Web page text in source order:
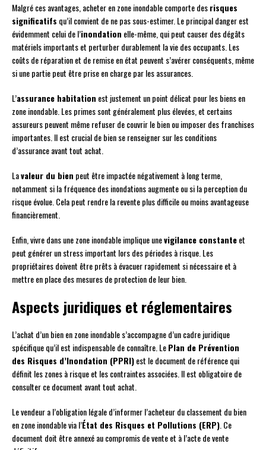
Malgré ces avantages, acheter en zone inondable comporte desrisques
significatifs qu’il convient de ne pas sous-estimer. Le principal danger est
évidemment celui de l’inondation elle-même, qui peut causer des dégâts
matériels importants et perturber durablement la vie des occupants. Les
coûts de réparation et de remise en état peuvent s’avérer conséquents, même
si une partie peut être prise en charge par les assurances.
L’assurance habitation est justement un point délicat pour les biens en
zone inondable. Les primes sont généralement plus élevées, et certains
assureurs peuvent même refuser de couvrir le bien ou imposer des franchises
importantes. Il est crucial de bien se renseigner sur les conditions
d’assurance avant tout achat.
Lavaleur du bien peut être impactée négativement à long terme,
notamment si la fréquence des inondations augmente ou si la perception du
risque évolue. Cela peut rendre la revente plus difficile ou moins avantageuse
financièrement.
Enfin, vivre dans une zone inondable implique unevigilance constanteet
peut générer un stress important lors des périodes à risque. Les
propriétaires doivent être prêts à évacuer rapidement si nécessaire et à
mettre en place des mesures de protection de leur bien.
Aspects juridiques et réglementaires
L’achat d’un bien en zone inondable s’accompagne d’un cadre juridique
spécifique qu’il est indispensable de connaître. LePlan de Prévention
des Risques d’Inondation (PPRI)est le document de référence qui
définit les zones à risque et les contraintes associées. Il est obligatoire de
consulter ce document avant tout achat.
Le vendeur a l’obligation légale d’informer l’acheteur du classement du bien
en zone inondable via l’État des Risques et Pollutions (ERP) . Ce
document doit être annexé au compromis de vente et à l’acte de vente